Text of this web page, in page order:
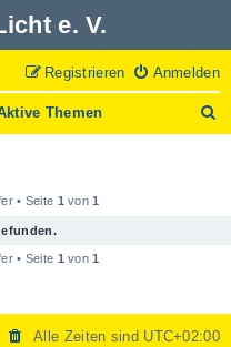
e. V.
Anmelden
Registrieren
Themen
u
• Seite 1von1
• Seite 1von1
Alle Zeiten sind UTC+02:00